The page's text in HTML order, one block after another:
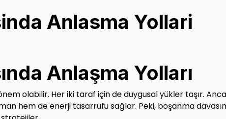
Anlasma Yollari
Anlaşma Yolları
olabilir. Her iki taraf için de duygusal yükler taşır.
hem de enerji tasarrufu sağlar. Peki, boşanma